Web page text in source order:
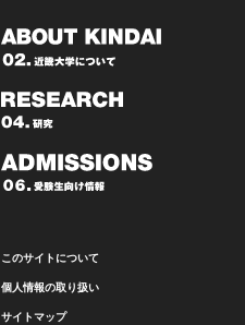
このサイトについて
個人情報の取り扱い
サイトマップ